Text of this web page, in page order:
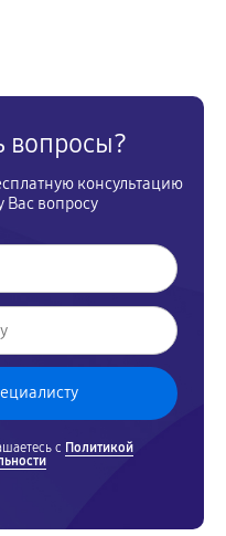
вопросы?
консультацию
вопросу
с Политикой